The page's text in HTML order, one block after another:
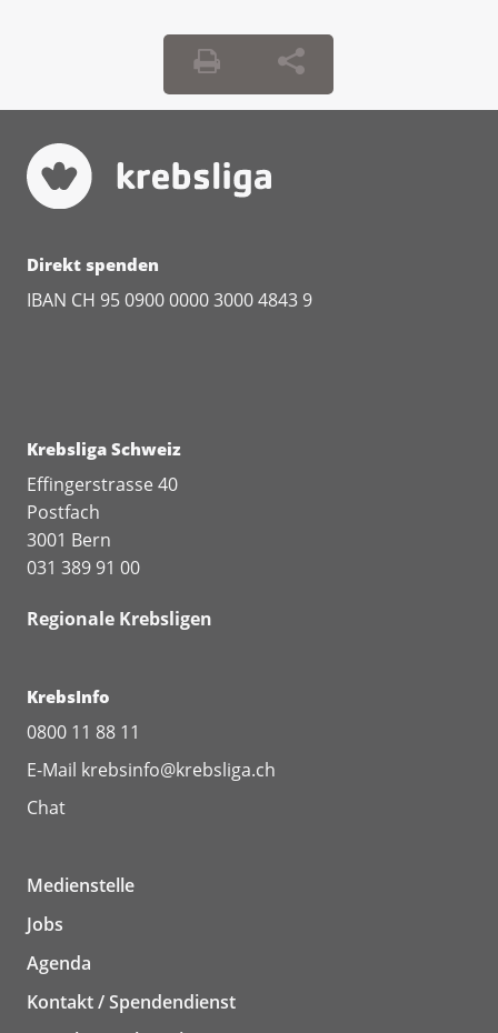
Direkt spenden
IBAN CH 95 0900 0000 3000 4843 9
Krebsliga Schweiz
Effingerstrasse 40
Postfach
3001 Bern
031 389 91 00
Regionale Krebsligen
KrebsInfo
0800 11 88 11
E-Mail krebsinfo@krebsliga.ch
Chat
Medienstelle
Jobs
Agenda
Kontakt / Spendendienst